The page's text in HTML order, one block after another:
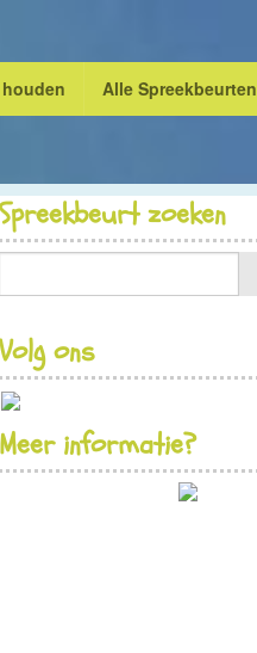
Alle Spreekbeurten
Spreekbeurt zoeken
Volg ons
Meer informatie?